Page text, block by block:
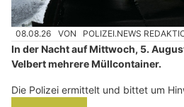
08.08.26 VON POLIZEI.NEWS
In der Nacht auf Mittwoch, 5.
Velbert mehrere Müllcontainer.
Die Polizei ermittelt und bittet um